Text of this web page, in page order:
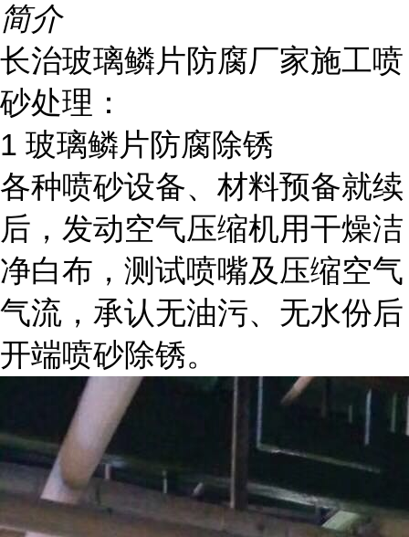
简介
长治玻璃鳞片防腐厂家施工喷
砂处理：
1 玻璃鳞片防腐除锈
各种喷砂设备、材料预备就续
后，发动空气压缩机用干燥洁
净白布，测试喷嘴及压缩空气
气流，承认无油污、无水份后
开端喷砂除锈。